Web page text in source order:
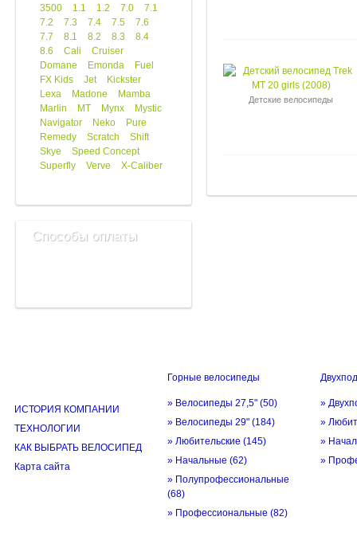
3500
1.1 1.2 7.0
7.1
7.2
7.3 7.4 7.5
7.6
7.7
8.1 8.2 8.3
8.4
8.6
Cali
Cruiser
Domane
Emonda
Fuel
FX Kids
Jet
Kickster
Lexa
Madone
Mamba
Marlin
MT Mynx
Mystic
Navigator
Neko
Pure
Remedy
Scratch
Shift
Skye
Speed Concept
Superfly
Verve X-Caliber
Способы оплаты
Детские велосипеды
ИСТОРИЯ КОМПАНИИ
ТЕХНОЛОГИИ
КАК ВЫБРАТЬ ВЕЛОСИПЕД
Карта сайта
Горные велосипеды
» Велосипеды 27,5" (50)
» Велосипеды 29" (184)
» Любительские (145)
» Начальные (62)
» Полупрофессиональные
(68)
» Профессиональные (82)
»
»
»
»